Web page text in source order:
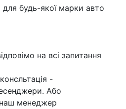
для будь-якої марки авто
на всі запитання
-
Або
наш менеджер